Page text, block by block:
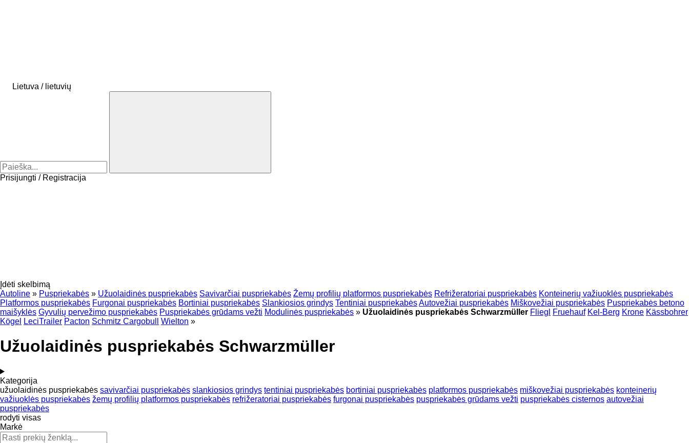
Lietuva / lietuvių
Prisijungti / Registracija
Įdėti skelbimą
Autoline » Puspriekabės » Užuolaidinės puspriekabės Savivarčiai puspriekabės Žemų profilių platformos puspriekabės Refrižeratoriai puspriekabės Konteinerių važiuoklės puspriekabės
Platformos puspriekabės Furgonai puspriekabės Bortiniai puspriekabės Slankiosios grindys Tentiniai puspriekabėsAutovežiai puspriekabės Miškovežiai puspriekabės Puspriekabės betono
maišyklės Gyvulių pervežimo puspriekabės Puspriekabės grūdams vežti Modulinės puspriekabės » Užuolaidinės puspriekabės Schwarzmüller Fliegl Fruehauf Kel-Berg Krone Kässbohrer
Kögel
LeciTrailer Pacton Schmitz Cargobull Wielton »
Užuolaidinės puspriekabės Schwarzmüller
Kategorija
užuolaidinės puspriekabės savivarčiai puspriekabės slankiosios grindys tentiniai puspriekabės bortiniai puspriekabės platformos puspriekabės miškovežiai puspriekabės konteinerių
važiuoklės puspriekabės žemų profilių platformos puspriekabės refrižeratoriai puspriekabės furgonai puspriekabės puspriekabės grūdams vežti puspriekabės cisternos autovežiai
puspriekabės
rodyti visas
Markė